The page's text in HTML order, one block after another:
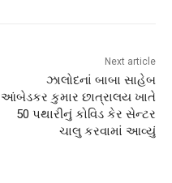
Next article
ઝાલોદનાં બાબા સાહેબ
આંબેડકર કુમાર છાત્રાલય ખાતે
50 પથારીનું કોવિડ કેર સેન્ટર
ચાલુ કરવામાં આવ્યું